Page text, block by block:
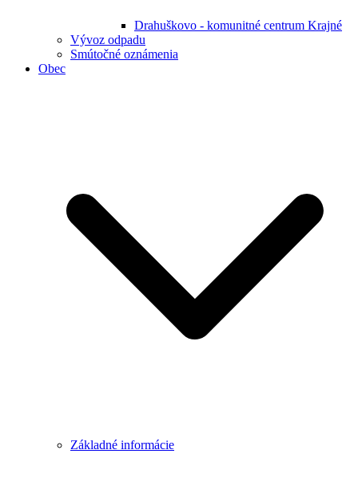
Drahuškovo - komunitné centrum Krajné
Vývoz odpadu
Smútočné oznámenia
Obec
Základné informácie